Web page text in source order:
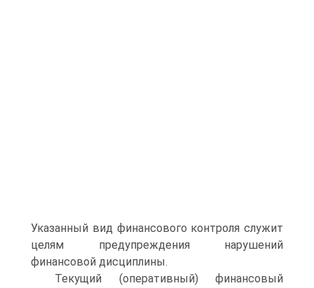
Указанный вид финансового контроля служит
целям предупреждения нарушений
финансовой дисциплины.
Текущий (оперативный) финансовый